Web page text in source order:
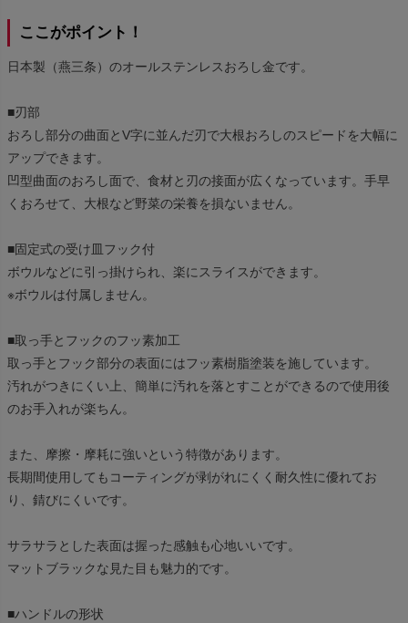
ここがポイント！
日本製（燕三条）のオールステンレスおろし金です。
■刃部
おろし部分の曲面とV字に並んだ刃で大根おろしのスピードを大幅に
アップできます。
凹型曲面のおろし面で、食材と刃の接面が広くなっています。手早
くおろせて、大根など野菜の栄養を損ないません。
■固定式の受け皿フック付
ボウルなどに引っ掛けられ、楽にスライスができます。
※ボウルは付属しません。
■取っ手とフックのフッ素加工
取っ手とフック部分の表面にはフッ素樹脂塗装を施しています。
汚れがつきにくい上、簡単に汚れを落とすことができるので使用後
のお手入れが楽ちん。
また、摩擦・摩耗に強いという特徴があります。
長期間使用してもコーティングが剥がれにくく耐久性に優れてお
り、錆びにくいです。
サラサラとした表面は握った感触も心地いいです。
マットブラックな見た目も魅力的です。
■ハンドルの形状